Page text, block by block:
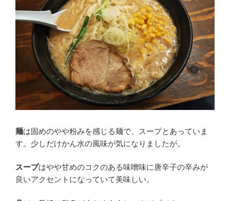
麺は固めのやや粉みを感じる麺で、スープとあっていま
す。少しだけかん水の風味が気になりましたが。
スープはやや甘めのコクのある味噌味に唐辛子の辛みが
良いアクセントになっていて美味しい。